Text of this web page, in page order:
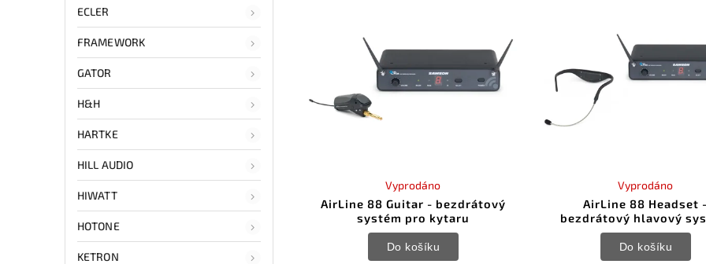
ECLER
FRAMEWORK
GATOR
H&H
HARTKE
HILL AUDIO
HIWATT
HOTONE
KETRON
AirLine 88 Guitar - bezdrátový
systém pro kytaru
Vyprodáno
Do košíku
AirLine 88 Headset -
bezdrátový hlavový
Vyprodáno
Do košíku